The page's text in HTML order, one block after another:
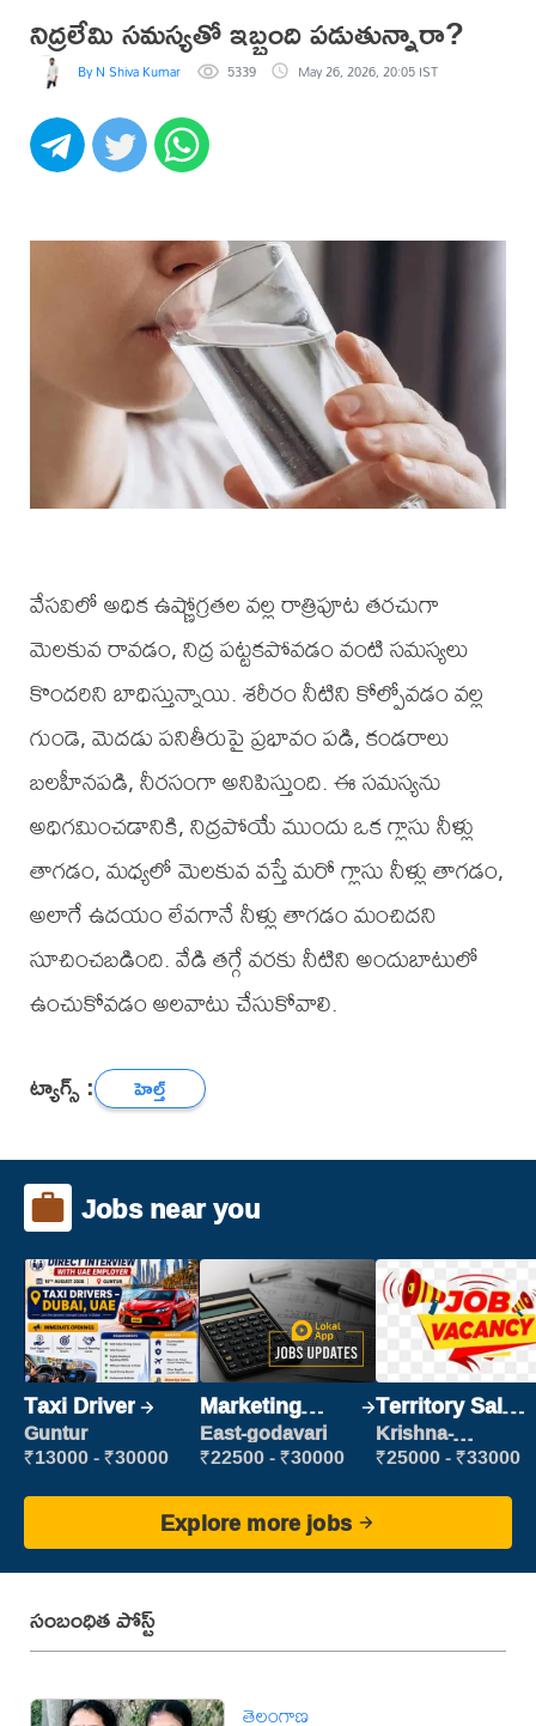
నిద్రలేమి సమస్యతో ఇబ్బంది పడుతున్నారా?
By N Shiva Kumar 5339 May 26, 2026, 20:05 IST
వేసవిలో అధిక ఉష్ణోగ్రతల వల్ల రాత్రిపూట తరచుగా
మెలకువ రావడం, నిద్ర పట్టకపోవడం వంటి సమస్యలు
కొందరిని బాధిస్తున్నాయి. శరీరం నీటిని కోల్పోవడం వల్ల
గుండె, మెదడు పనితీరుపై ప్రభావం పడి, కండరాలు
బలహీనపడి, నీరసంగా అనిపిస్తుంది. ఈ సమస్యను
అధిగమించడానికి, నిద్రపోయే ముందు ఒక గ్లాసు నీళ్లు
తాగడం, మధ్యలో మెలకువ వస్తే మరో గ్లాసు నీళ్లు తాగడం,
అలాగే ఉదయం లేవగానే నీళ్లు తాగడం మంచిదని
సూచించబడింది. వేడి తగ్గే వరకు నీటిని అందుబాటులో
ఉంచుకోవడం అలవాటు చేసుకోవాలి.
ట్యాగ్స్ : హెల్త్
Jobs near you
Taxi Driver
Guntur
₹13000 - ₹30000
Marketing
Executive
East-godavari
₹22500 - ₹30000
Territory Sales
Manager
Krishna-
vijayawada
₹25000 - ₹33000
Explore more jobs
సంబంధిత పోస్ట్
తెలంగాణ